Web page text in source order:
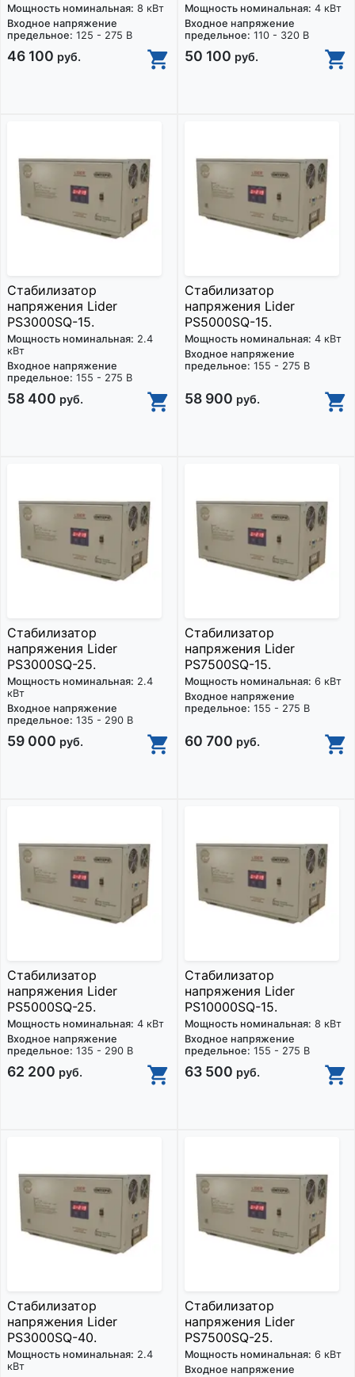
Мощность номинальная: 8 кВт
Входное напряжение
предельное: 125 - 275 В
46 100 руб.
Мощность номинальная: 4 кВт
Входное напряжение
предельное: 110 - 320 В
50 100 руб.
Стабилизатор
напряжения Lider
PS3000SQ-15.
Мощность номинальная: 2.4
кВт
Входное напряжение
предельное: 155 - 275 В
58 400 руб.
Стабилизатор
напряжения Lider
PS5000SQ-15.
Мощность номинальная: 4 кВт
Входное напряжение
предельное: 155 - 275 В
58 900 руб.
Стабилизатор
напряжения Lider
PS3000SQ-25.
Мощность номинальная: 2.4
кВт
Входное напряжение
предельное: 135 - 290 В
59 000 руб.
Стабилизатор
напряжения Lider
PS7500SQ-15.
Мощность номинальная: 6 кВт
Входное напряжение
предельное: 155 - 275 В
60 700 руб.
Стабилизатор
напряжения Lider
PS5000SQ-25.
Мощность номинальная: 4 кВт
Входное напряжение
предельное: 135 - 290 В
62 200 руб.
Стабилизатор
напряжения Lider
PS10000SQ-15.
Мощность номинальная: 8 кВт
Входное напряжение
предельное: 155 - 275 В
63 500 руб.
Стабилизатор
напряжения Lider
PS3000SQ-40.
Мощность номинальная: 2.4
кВт
Стабилизатор
напряжения Lider
PS7500SQ-25.
Мощность номинальная: 6 кВт
Входное напряжение